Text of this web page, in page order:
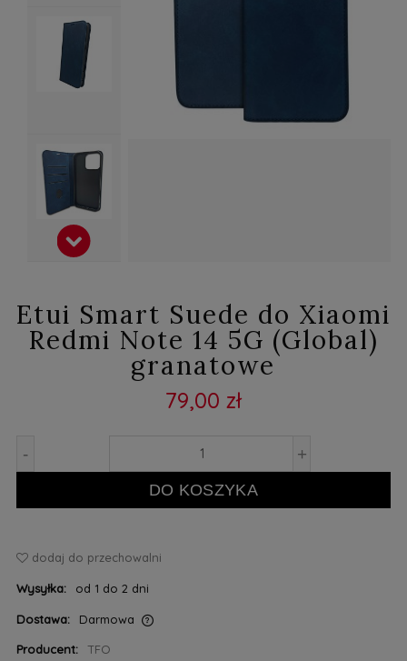
Etui Smart Suede do Xiaomi
Redmi Note 14 5G (Global)
granatowe
79,00 zł
- +
DO KOSZYKA
dodaj do przechowalni
Wysyłka: od 1 do 2 dni
Dostawa:
Darmowa
Producent:
TFO